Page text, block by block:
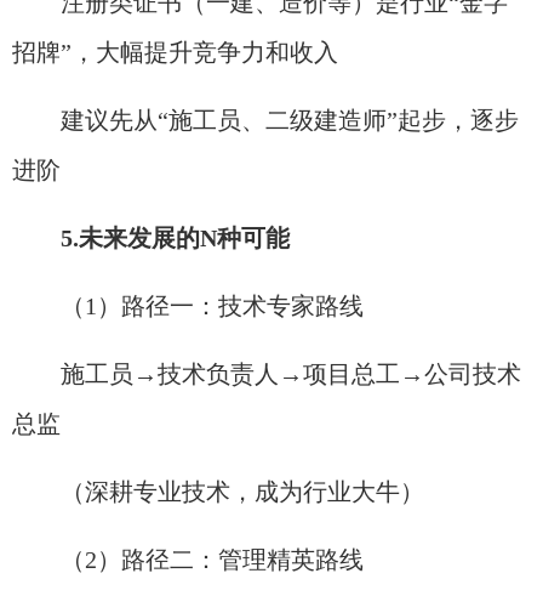
招牌”，大幅提升竞争力和收入
建议先从“施工员、二级建造师”起步，逐步
进阶
5.未来发展的N种可能
（1）路径一：技术专家路线​
施工员→技术负责人→项目总工→公司技术
总监
（深耕专业技术，成为行业大牛）
（2）路径二：管理精英路线​